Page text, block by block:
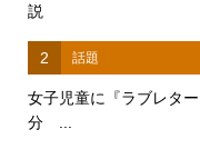
説
2 話題
女子児童に『ラブレタ
分 ...